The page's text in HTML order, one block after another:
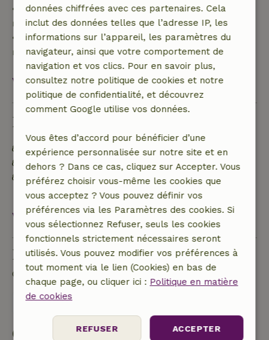
• De 28 jours avant l'arrivée jusqu'au jour même :
remboursement de 10 %
• Le jour de l'arrivée ou après : aucun
remboursement
Voir tout
Durabilité
Étiquette énergétique : A
Matériaux d'isolation naturelle
Construit avec des matériaux de construction
naturels
Voir tout
Poser une question
Contacte le propriétaire de la Maison nature.
Envoyer un message
Commencer ma réservation
données chiffrées avec ces partenaires. Cela
inclut des données telles que l’adresse IP, les
informations sur l’appareil, les paramètres du
navigateur, ainsi que votre comportement de
navigation et vos clics. Pour en savoir plus,
consultez notre politique de cookies et notre
politique de confidentialité, et découvrez
comment Google utilise vos données.
Vous êtes d’accord pour bénéficier d’une
expérience personnalisée sur notre site et en
dehors ? Dans ce cas, cliquez sur Accepter. Vous
préférez choisir vous-même les cookies que
vous acceptez ? Vous pouvez définir vos
préférences via les Paramètres des cookies. Si
vous sélectionnez Refuser, seuls les cookies
fonctionnels strictement nécessaires seront
utilisés. Vous pouvez modifier vos préférences à
tout moment via le lien (Cookies) en bas de
chaque page, ou cliquer ici : Politique en matière
de cookies
ACCEPTER
REFUSER